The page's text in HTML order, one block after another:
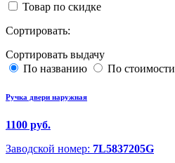
Товар по скидке
Сортировать:
Сортировать выдачу
По названию
По стоимости
Ручка двери наружная
1100 руб.
Заводской номер: 7L5837205G